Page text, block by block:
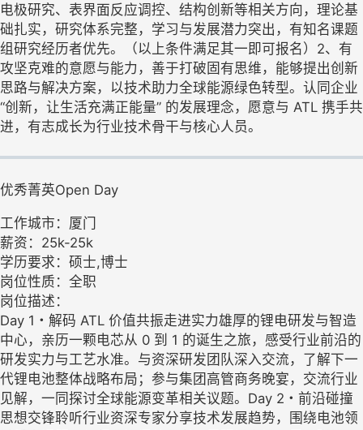
电极研究、表界面反应调控、结构创新等相关方向，理论基
础扎实，研究体系完整，学习与发展潜力突出，有知名课题
组研究经历者优先。（以上条件满足其一即可报名）2、有
攻坚克难的意愿与能力，善于打破固有思维，能够提出创新
思路与解决方案，以技术助力全球能源绿色转型。认同企业
“创新，让生活充满正能量” 的发展理念，愿意与 ATL 携手共
进，有志成长为行业技术骨干与核心人员。
优秀菁英Open Day
工作城市：厦门
薪资：25k-25k
学历要求：硕士,博士
岗位性质：全职
岗位描述：
Day 1・解码 ATL 价值共振走进实力雄厚的锂电研发与智造
中心，亲历一颗电芯从 0 到 1 的诞生之旅，感受行业前沿的
研发实力与工艺水准。与资深研发团队深入交流，了解下一
代锂电池整体战略布局；参与集团高管商务晚宴，交流行业
见解，一同探讨全球能源变革相关议题。Day 2・前沿碰撞
思想交锋聆听行业资深专家分享技术发展趋势，围绕电池领